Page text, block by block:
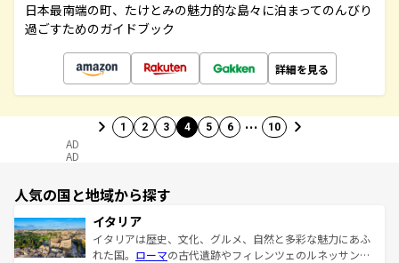
日本最南端の町、たけとみの魅力的な島々に泊まってのんびり
過ごすためのガイドブック
詳細を見る
1 2 3 4 5 6 … 10
AD
AD
人気の国と地域から探す
イタリア
イタリアは歴史、文化、グルメ、自然と多彩な魅力にあふ
れた国。 ローマの古代遺跡やフィレンツェのルネッサンス